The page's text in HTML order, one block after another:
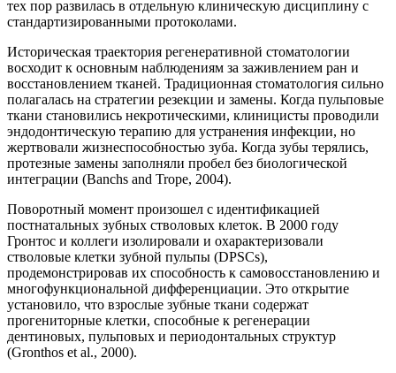
тех пор развилась в отдельную клиническую дисциплину с
стандартизированными протоколами.
Историческая траектория регенеративной стоматологии
восходит к основным наблюдениям за заживлением ран и
восстановлением тканей. Традиционная стоматология сильно
полагалась на стратегии резекции и замены. Когда пульповые
ткани становились некротическими, клиницисты проводили
эндодонтическую терапию для устранения инфекции, но
жертвовали жизнеспособностью зуба. Когда зубы терялись,
протезные замены заполняли пробел без биологической
интеграции (Banchs and Trope, 2004).
Поворотный момент произошел с идентификацией
постнатальных зубных стволовых клеток. В 2000 году
Гронтос и коллеги изолировали и охарактеризовали
стволовые клетки зубной пульпы (DPSCs),
продемонстрировав их способность к самовосстановлению и
многофункциональной дифференциации. Это открытие
установило, что взрослые зубные ткани содержат
прогениторные клетки, способные к регенерации
дентиновых, пульповых и периодонтальных структур
(Gronthos et al., 2000).